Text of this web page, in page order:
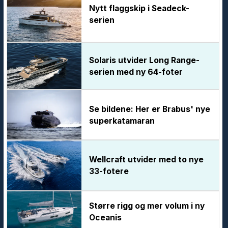
Nytt flaggskip i Seadeck-
serien
Solaris utvider Long Range-
serien med ny 64-foter
Se bildene: Her er Brabus' nye
superkatamaran
Wellcraft utvider med to nye
33-fotere
Større rigg og mer volum i ny
Oceanis